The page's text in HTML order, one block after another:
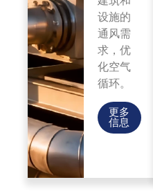
设施的
通风需
求，优
化空气
循环。
更多
信息